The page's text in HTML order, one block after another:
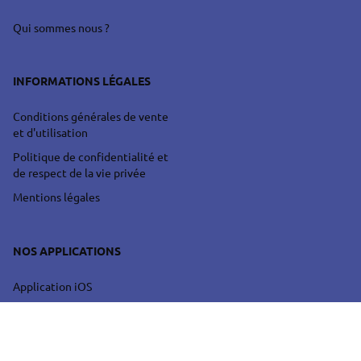
Qui sommes nous ?
INFORMATIONS LÉGALES
Conditions générales de vente
et d'utilisation
Politique de confidentialité et
de respect de la vie privée
Mentions légales
NOS APPLICATIONS
Application iOS